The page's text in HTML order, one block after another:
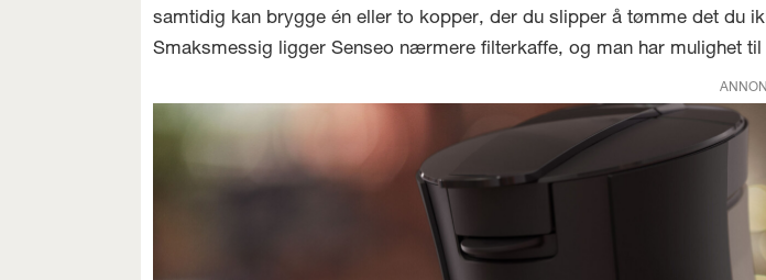
samtidig kan brygge én eller to kopper, der du slipper å tømme det du
Smaksmessig ligger Senseo nærmere filterkaffe, og man har mulighet